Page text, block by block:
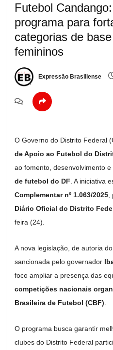
Futebol
programa para
categorias de
femininos
Expressão Brasiliense
O Governo do Distrito Federal
de Apoio ao Futebol do
ao fomento, desenvolvimento
de futebol do DF . A iniciativa
Complementar nº 1.063/2025
Diário Oficial do Distrito
feira (24).
A nova legislação, de autoria
sancionada pelo governador
foco ampliar a presença das
competições nacionais
Brasileira de Futebol (CBF)
O programa busca garantir
clubes do Distrito Federal